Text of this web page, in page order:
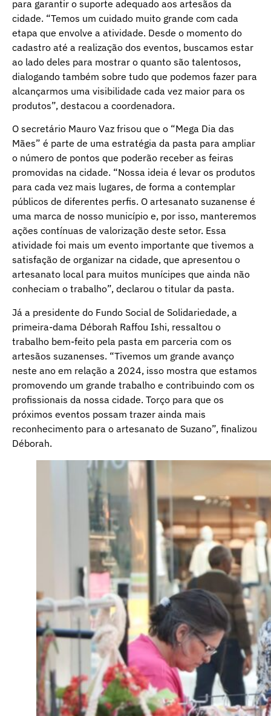
para garantir o suporte adequado aos artesãos da
cidade. “Temos um cuidado muito grande com cada
etapa que envolve a atividade. Desde o momento do
cadastro até a realização dos eventos, buscamos estar
ao lado deles para mostrar o quanto são talentosos,
dialogando também sobre tudo que podemos fazer para
alcançarmos uma visibilidade cada vez maior para os
produtos”, destacou a coordenadora.
O secretário Mauro Vaz frisou que o “Mega Dia das
Mães” é parte de uma estratégia da pasta para ampliar
o número de pontos que poderão receber as feiras
promovidas na cidade. “Nossa ideia é levar os produtos
para cada vez mais lugares, de forma a contemplar
públicos de diferentes perfis. O artesanato suzanense é
uma marca de nosso município e, por isso, manteremos
ações contínuas de valorização deste setor. Essa
atividade foi mais um evento importante que tivemos a
satisfação de organizar na cidade, que apresentou o
artesanato local para muitos munícipes que ainda não
conheciam o trabalho”, declarou o titular da pasta.
Já a presidente do Fundo Social de Solidariedade, a
primeira-dama Déborah Raffou Ishi, ressaltou o
trabalho bem-feito pela pasta em parceria com os
artesãos suzanenses. “Tivemos um grande avanço
neste ano em relação a 2024, isso mostra que estamos
promovendo um grande trabalho e contribuindo com os
profissionais da nossa cidade. Torço para que os
próximos eventos possam trazer ainda mais
reconhecimento para o artesanato de Suzano”, finalizou
Déborah.